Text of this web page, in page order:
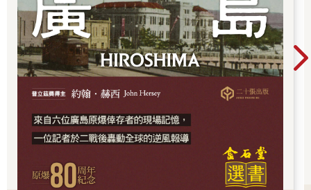
業文憑。是年六月十一日，鶴見搭乘戰爭時期交換戰俘的船艦格
里普霍姆號。十八日深夜，該船從紐約港出發，一個星期後，他
在船上迎接二十歲的生日。返回日本後，很快接到了徵召令，翌
年二月，他擔任海軍文職人員（負責德語口譯），從神戶港搭乘
船艦，衝破美軍的封鎖線，輾轉抵到印尼雅加達。
思想軌跡與理論實踐
兩年後，鶴見俊輔回到橫濱日吉軍令部的翻譯部門，不幸的
是，他於六月腹膜炎惡化，不得不離開軍令部。為了躲避美軍的
空襲，他隨同父親和胞姊和子疏散到靜岡縣的熱海租屋療養。從
那時起，他開始寫作《哲學的反省》，並於翌年出版。